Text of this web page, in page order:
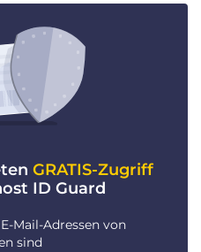
GRATIS-Zugriff
ID Guard
Mail-Adressen von
sind